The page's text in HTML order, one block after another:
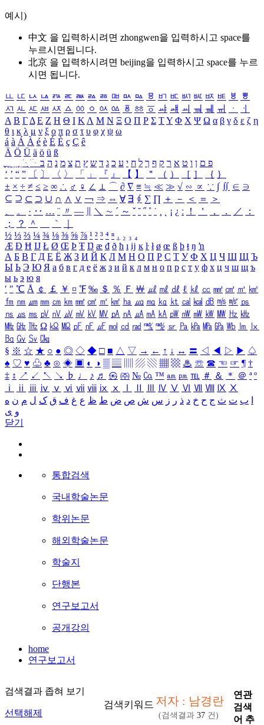
예시)
中文 을 입력하시려면 zhongwen을 입력하시고 space를
누르시면됩니다.
北京 을 입력하시려면 beijing을 입력하시고 space를 누르
시면 됩니다.
ㅥ ㅦ ㅧ ㅨ ㅩ ㅪ ㅫ ㅬ ㅭ ㅮ ㅯ ㅰ ㅱ ㅲ ㅳ ㅴ ㅵ ㅶ ㅷ ㅸ
ㅹ
ㅺ ㅻ ㅼ ㅽ ㅾ ㅿ ㆀ ㆁ ㆂ ㆃ ㆄ ㆅ ㆆ ㆇ ㆈ ㆉ ㆊ ㆋ ㆌ ㆍ
ㆎ
Α Β ΓΔ Ε Ζ Η Θ Ι ΚΛ Μ Ν Ξ Ο Π Ρ Σ ΤΥ Φ Χ Ψ Ω α β γ δ ε ζ η
θ ι κ λ μ ν ξ ο π ρ σ τ υ φ χ ψ ω
á à Á À é è É È ç Ç ê
Ä Ö Ü ä ö ü ß
ִֶֹ ֻּ ׁׂ פ ם ן ו ט א ר ק ף ך ל ח י ע כ ג ד ש ץ ת צ מ נ ה ב
‘ ’ “ ” 〔 〕 〈 〉 「 」 『 』 【 】 ＂ （ ） ［ ］ ｛ ｝
± × ÷ ≠ ≤ ≥ ∞ ∴ ♂ ♀ ∠ ⊥ ⌒ ∂ ∇ ≡ ≒ ≪ ≫ √ ∽ ∝ ∵ ∫ ∬ ∈ ∋
⊆ ⊇ ⊂ ⊃ ∪ ∩ ∧ ∨ ￢ ⇒ ⇔ ∀ ∃ ∮ ∑ ∏ ＋ － ＜ ＝
＞
、
。 · ‥ … ¨ 〃 ― ＼ ∼ ´ ～ ˇ ˘ ˝ ˚ ˙ ¸ ¡ ¿ ː ！ ＇ ， ． ／
：
；
？ ＾ ｀
½ ⅓ ⅔ ¼ ¾ ⅛ ⅜ ⅝ ⅞ ¹ ² ³ ⁴ ⁿ ₁ ₂ ₃ ₄
Æ Ð Ħ Ĳ Ł Ø Œ Þ Ŧ Ŋ æ đ ð ħ ı ĳ ĸ ŀ ł ø œ ß þ ŧ ŋ ŉ
А Б В Г Д Е Ё Ж З И Й К Л М Н О П Р С Т У Ф Х Ц Ч Ш Щ Ъ
Ы Ь Э Ю Я а б в г д е ё ж з и й к л м н о п р с т у ф х ц ч ш щ ъ
ы ь э ю я
′ ″ ℃ Å ￠ ￡ ￥ ¤ ℉ ‰ ＄ ％ Ｆ ￦ ㎕ ㎖ ㎗ ℓ ㎘ ㏄ ㎣ ㎤ ㎥ ㎦
㎙ ㎚ ㎛ ㎜ ㎝ ㎞ ㎟ ㎠ ㎡ ㎢ ㏊ ㎍ ㎎ ㎏ ㏏ ㎈ ㎉ ㏈ ㎧ ㎨ ㎰
㎱ ㎲ ㎳ ㎴ ㎵ ㎶ ㎷ ㎸ ㎹ ㎀ ㎁ ㎂ ㎃ ㎄ ㎺ ㎻ ㎽ ㎾ ㎿ ㎐ ㎑
㎒ ㎓ ㎔ Ω ㏀ ㏁ ㎊ ㎋ ㎌ ㏖ ㏅ ㎭ ㎮ ㎯ ㏛ ㎩ ㎪ ㎫ ㎬ ㏝ ㏐
㏓
㏃ ㏉ ㏜ ㏆
§ ※ ☆ ★ ○ ● ◎ ◇ ◆ □ ■ △ ▽ → ← ↑ ↓ ↔ 〓 ◁ ◀ ▷ ▶ ♤
♠ ♡ ♥ ♧ ♣ ⊙ ◈ ▣ ◐ ◑ ▒ ▤ ▨ ▧ ▦ ▩ ♨ ☏ ☎ ☜ ☞ ¶ †
‡ ↕ ↗ ↙ ↖ ↘ ♭ ♩ ♪ ♬ ㉿ ㈜ № ㏇ ™ ㏂ ㏘ ℡ ＃ ＆ ＊ ＠ ª º
ⅰ
ⅱ ⅲ ⅳ ⅴ ⅵ ⅶ ⅷ ⅸ ⅹ Ⅳ Ⅴ Ⅵ Ⅶ Ⅷ Ⅸ Ⅹ
ب ت ث ج ح خ د ذ ر ز س ش ص ض ط ظ ع غ ف ق ک ل م ن ه
و ی
닫기
통합검색
국내학술논문
학위논문
해외학술논문
학술지
단행본
연구보고서
공개강의
home
연구보고서
검색결과 좁혀 보기
선택해제
검색키워드 저자 : 남경란
(검색결과 37 건)
연관
검색
어 추